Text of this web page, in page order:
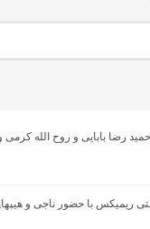
دپ غمگین” از حمید رضا بابایی و روح
۲ “رپی خفن” از مشتی ریمیکس با حضور